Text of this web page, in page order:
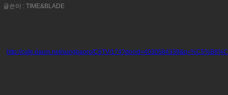
글쓴이 : TIME&BLADE
http://cafe.daum.net/sungbaoro/C6TV/